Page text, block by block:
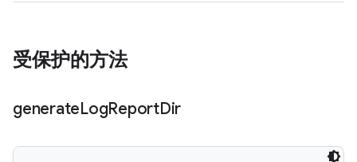
受保护的方法
generateLogReportDir